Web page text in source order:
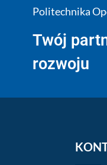
Politechnika
Twój
rozwoju